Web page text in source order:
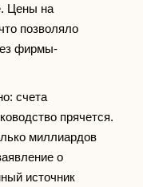
Цены на
позволяло
фирмы-
счета
прячется.
миллиардов
о
источник